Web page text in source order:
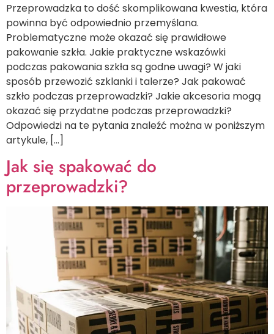
Przeprowadzka to dość skomplikowana kwestia, która
powinna być odpowiednio przemyślana.
Problematyczne może okazać się prawidłowe
pakowanie szkła. Jakie praktyczne wskazówki
podczas pakowania szkła są godne uwagi? W jaki
sposób przewozić szklanki i talerze? Jak pakować
szkło podczas przeprowadzki? Jakie akcesoria mogą
okazać się przydatne podczas przeprowadzki?
Odpowiedzi na te pytania znaleźć można w poniższym
artykule, […]
Jak się spakować do
przeprowadzki?